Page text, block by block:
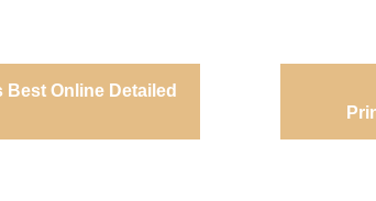
Best Online Detailed